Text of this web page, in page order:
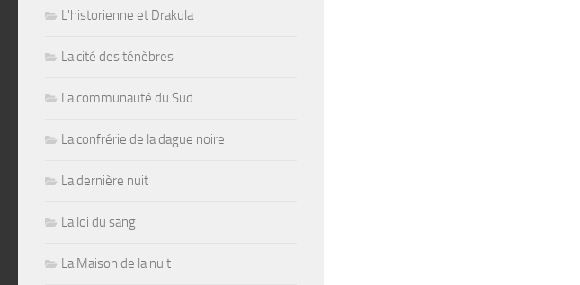
L'historienne et Drakula
La cité des ténèbres
La communauté du Sud
La confrérie de la dague noire
La dernière nuit
La loi du sang
La Maison de la nuit